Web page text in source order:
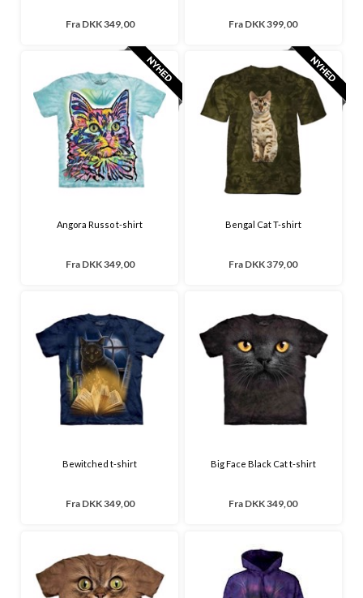
Fra DKK 349,00 Fra DKK 399,00
Angora Russo t-shirt
Fra DKK 349,00
Bengal Cat T-shirt
Fra DKK 379,00
Bewitched t-shirt
Fra DKK 349,00
Big Face Black Cat t-shirt
Fra DKK 349,00